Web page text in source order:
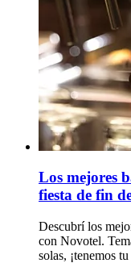
Los mejores
fiesta de fin
Descubrí los
con Novotel.
solas, ¡tenemos